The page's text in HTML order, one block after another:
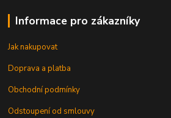
Informace pro zákazníky
Jak nakupovat
Doprava a platba
Obchodní podmínky
Odstoupení od smlouvy